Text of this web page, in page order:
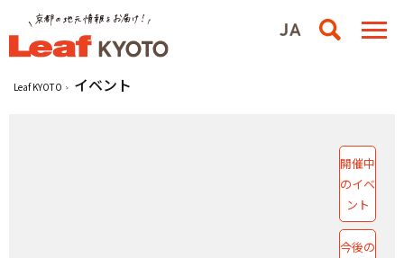
Leaf KYOTO イベント
開催中
のイベ
ント
今後の